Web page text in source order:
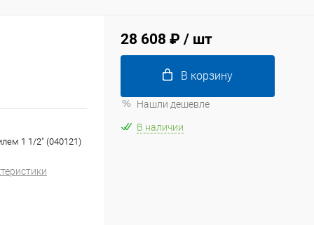
1 1/2" (040121)
28 608 ₽ / шт
В корзину
Нашли дешевле
В наличии